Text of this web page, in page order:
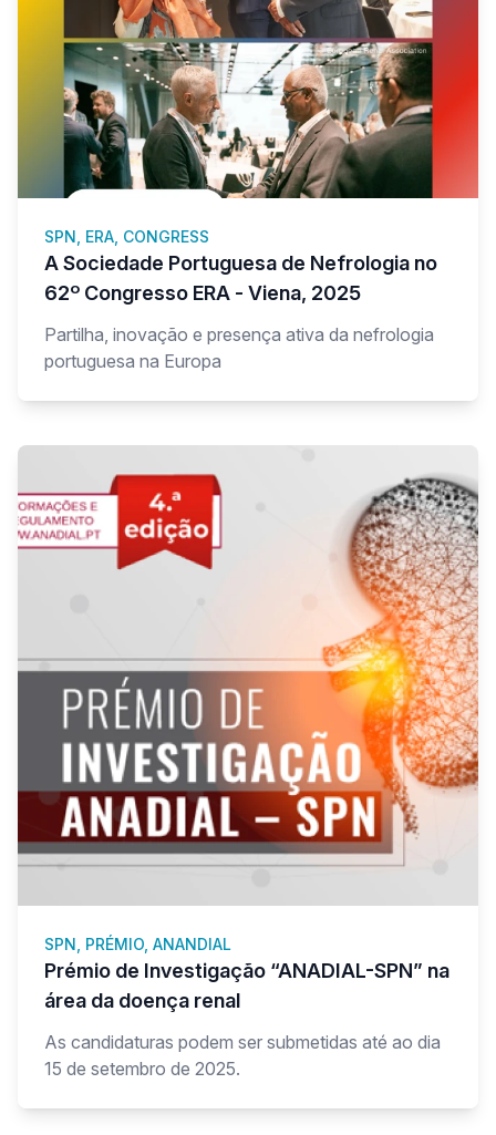
SPN, ERA, CONGRESS
A Sociedade Portuguesa de Nefrologia no
62º Congresso ERA - Viena, 2025
Partilha, inovação e presença ativa da nefrologia
portuguesa na Europa
SPN, PRÉMIO, ANANDIAL
Prémio de Investigação “ANADIAL-SPN” na
área da doença renal
As candidaturas podem ser submetidas até ao dia
15 de setembro de 2025.